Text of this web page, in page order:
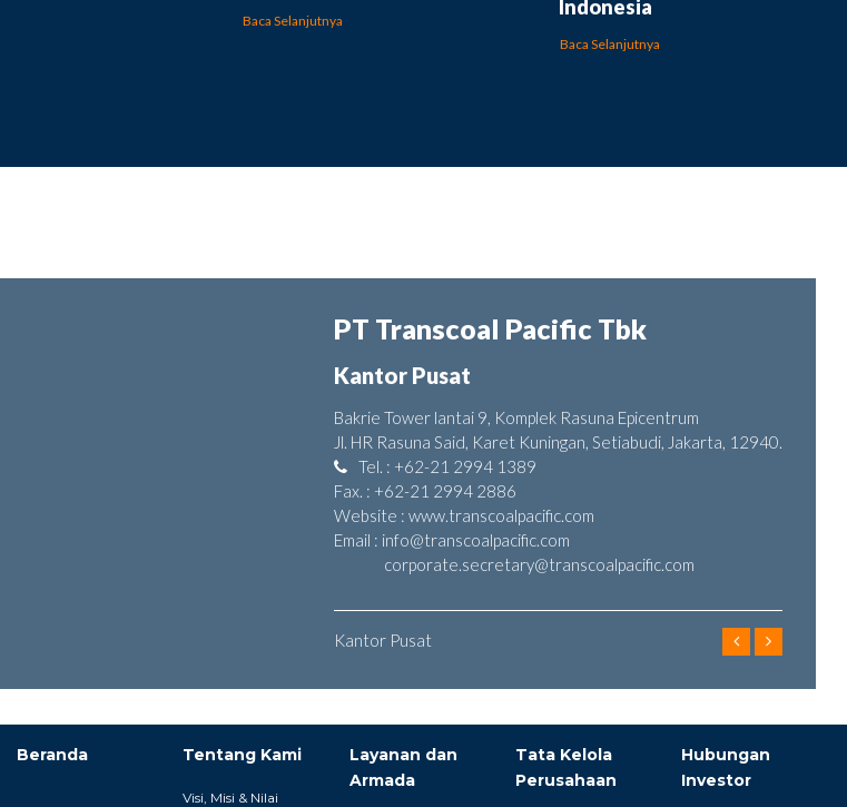
Baca Selanjutnya
Indonesia
Baca Selanjutnya
PT Transcoal Pacific Tbk
Kantor Pusat
Bakrie Tower lantai 9, Komplek Rasuna Epicentrum
Jl. HR Rasuna Said, Karet Kuningan, Setiabudi, Jakarta, 12940.
Tel. : +62-21 2994 1389
Fax. : +62-21 2994 2886
Website : www.transcoalpacific.com
Email : info@transcoalpacific.com
corporate.secretary@transcoalpacific.com
Kantor Pusat
Beranda Tentang Kami
Visi, Misi & Nilai
Layanan dan
Armada
Tata Kelola
Perusahaan
Hubungan
Investor